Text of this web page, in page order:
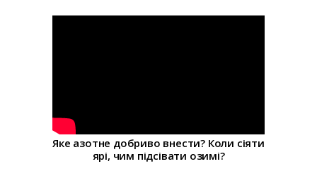
Яке азотне добриво внести? Коли сіяти
ярі, чим підсівати озимі?